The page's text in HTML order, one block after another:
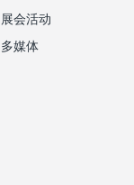
展会活动
多媒体